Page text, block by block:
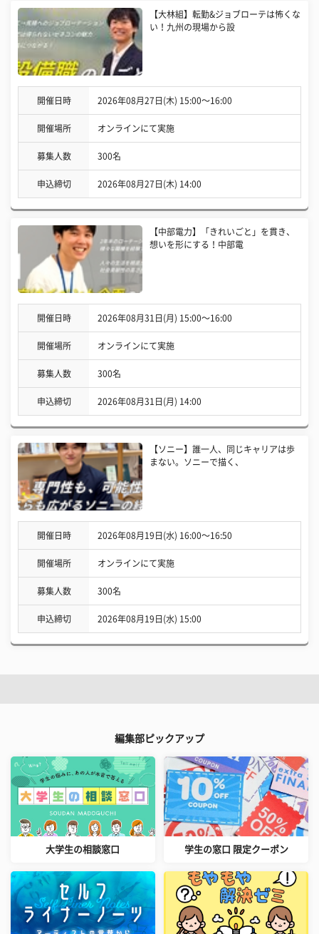
【大林組】転勤&ジョブローテは怖くな
い！九州の現場から設
開催日時 2026年08月27日(木) 15:00〜16:00
開催場所 オンラインにて実施
募集人数 300名
申込締切 2026年08月27日(木) 14:00
【中部電力】「きれいごと」を貫き、
想いを形にする！中部電
開催日時 2026年08月31日(月) 15:00〜16:00
開催場所 オンラインにて実施
募集人数 300名
申込締切 2026年08月31日(月) 14:00
【ソニー】誰一人、同じキャリアは歩
まない。ソニーで描く、
開催日時 2026年08月19日(水) 16:00〜16:50
開催場所 オンラインにて実施
募集人数 300名
申込締切 2026年08月19日(水) 15:00
編集部ピックアップ
大学生の相談窓口 学生の窓口 限定クーポン